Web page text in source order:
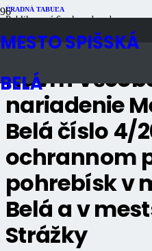
MESTO SPIŠSKÁ
BELÁ
ÚRADNÁ TABUĽA
Publikované6 rokov dozadu
Návrh
nariadenie
Belá číslo 4/
ochrannom
pohrebísk v
Belá a v
Strážky